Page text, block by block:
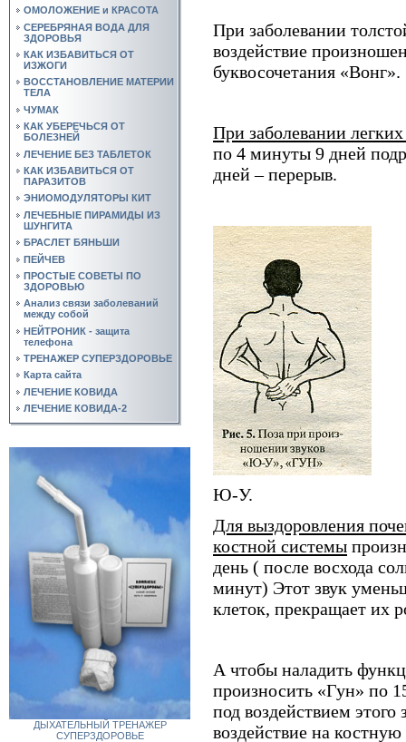
ОМОЛОЖЕНИЕ и КРАСОТА
СЕРЕБРЯНАЯ ВОДА ДЛЯ
ЗДОРОВЬЯ
КАК ИЗБАВИТЬСЯ ОТ
ИЗЖОГИ
ВОССТАНОВЛЕНИЕ МАТЕРИИ
ТЕЛА
ЧУМАК
КАК УБЕРЕЧЬСЯ ОТ
БОЛЕЗНЕЙ
ЛЕЧЕНИЕ БЕЗ ТАБЛЕТОК
КАК ИЗБАВИТЬСЯ ОТ
ПАРАЗИТОВ
ЭНИОМОДУЛЯТОРЫ КИТ
ЛЕЧЕБНЫЕ ПИРАМИДЫ ИЗ
ШУНГИТА
БРАСЛЕТ БЯНЬШИ
ПЕЙЧЕВ
ПРОСТЫЕ СОВЕТЫ ПО
ЗДОРОВЬЮ
Анализ связи заболеваний
между собой
НЕЙТРОНИК - защита
телефона
ТРЕНАЖЕР СУПЕРЗДОРОВЬЕ
Карта сайта
ЛЕЧЕНИЕ КОВИДА
ЛЕЧЕНИЕ КОВИДА-2
ДЫХАТЕЛЬНЫЙ ТРЕНАЖЕР
СУПЕРЗДОРОВЬЕ
При заболевании
воздействие
буквосочетания «Вонг».
При заболевании
по 4 минуты 9 дней
дней – перерыв.
Ю-У.
Для выздоровления
костной системы
день ( после восхода
минут) Этот звук
клеток, прекращает их
А чтобы наладить
произносить «Гун» по
под воздействием
воздействие на